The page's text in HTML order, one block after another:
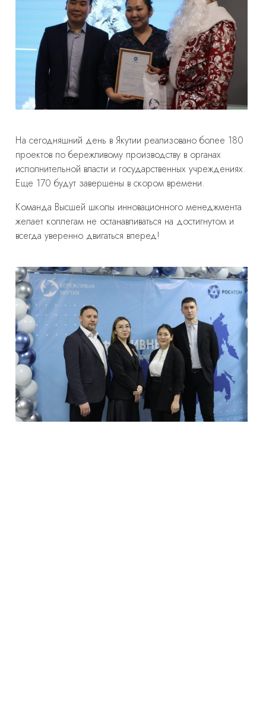
На сегодняшний день в Якутии реализовано более 180
проектов по бережливому производству в органах
исполнительной власти и государственных учреждениях.
Еще 170 будут завершены в скором времени.
Команда Высшей школы инновационного менеджмента
желает коллегам не останавливаться на достигнутом и
всегда уверенно двигаться вперед!